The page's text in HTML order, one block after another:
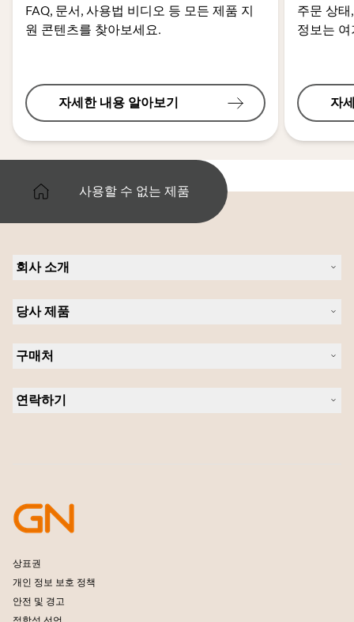
FAQ, 문서, 사용법 비디오 등 모든 제품 지
원 콘텐츠를 찾아보세요.
자세한 내용 알아보기
주문 상
정보는
자
사용할 수 없는 제품
회사 소개
채용
새 소식 및 보도자료
블로그 읽기
사례 연구
당사 제품
스피커폰
개인용 카메라
소프트웨어
구매처
연락하기
개발자 프로그램
파트너 프로그램
엔터프라이즈 제품 단종 정책
상표권
개인 정보 보호 정책
안전 및 경고